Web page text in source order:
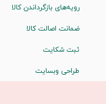
رویه‌های بازگرداندن کالا
ضمانت اصالت کالا
ثبت شکایت
طراحی وبسایت